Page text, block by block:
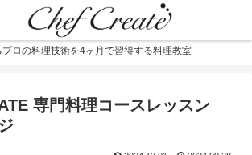
ロの料理技術を4ヶ月で習得する料理教室
専門料理コースレッスン